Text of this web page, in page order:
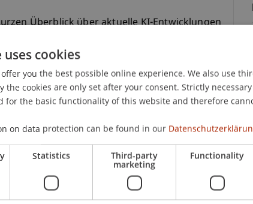
Überblick über aktuelle KI-Entwicklungen
Unternehmen und zeigen, wie das CAS die
Transformation erfolgreich zu gestalten.
Führung und wie das CAS mit der
miteinander verbindet
Theorie und Praxis in 16 Wochen, 9
Coaching-Sessions
echte Herausforderung aus Ihrem
ein eigenes Vorhaben Voraussetzung ist und
daraus zieht
cookies
you the best possible online experience. We also use
the cookies are only set after your consent. Strictly
for the basic functionality of this website and therefore
on data protection can be found in our
Statistics Third-party
marketing
Functionality